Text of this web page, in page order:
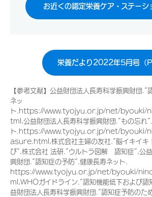
お近くの認定栄養ケア・ステーシ
栄養だより2022年5月号（
【参考文献】公益財団法人長寿科学振興財団.”
ネッ
ト.https://www.tyojyu.or.jp/net/byouki/
tml,公益財団法人長寿科学振興財団.”もの忘れ
ト.https://www.tyojyu.or.jp/net/byouki/
asure.html,株式会社主婦の友社.”脳イキイ
び”,株式会社 法研.”ウルトラ図解 認知症”,公
興財団.”認知症の予防”.健康長寿ネット.
https://www.tyojyu.or.jp/net/byouki/
ml,WHOガイドライン.”認知機能低下および認
益財団法人長寿科学振興財団.”認知症予防のた